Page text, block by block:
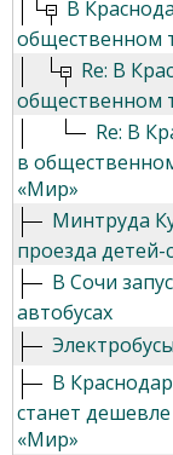
В
общественном
Re: В
общественном
Re: В
в
«Мир»
Минтруда
проезда детей-
В Сочи
автобусах
В
станет
«Мир»